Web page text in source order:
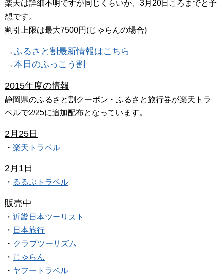
楽天は詳細不明ですが同じくらいか、3月20日ころまでと予
想です。
割引上限は最大7500円(じゃらんの場合)
→ふるさと割最新情報はこちら
→本日のふっこう割
2015年度の情報
静岡県のふるさと割クーポン・ふるさと旅行券が楽天トラ
ベルで2/25に追加配布となっています。
2月25日
・ 楽天トラベル
2月1日
・ るるぶトラベル
販売中
・ 近畿日本ツーリスト
・ 日本旅行
・ クラブツーリズム
・ じゃらん
・ ヤフートラベル